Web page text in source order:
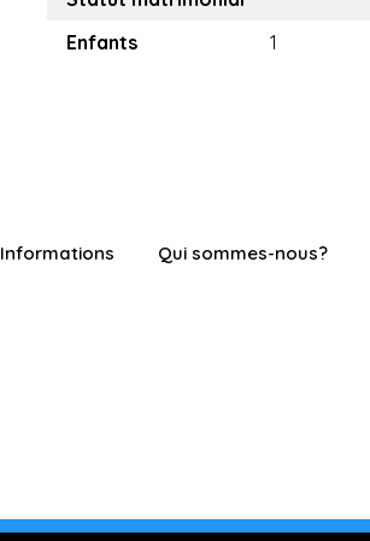
Enfants
1
Informations Qui sommes-nous?